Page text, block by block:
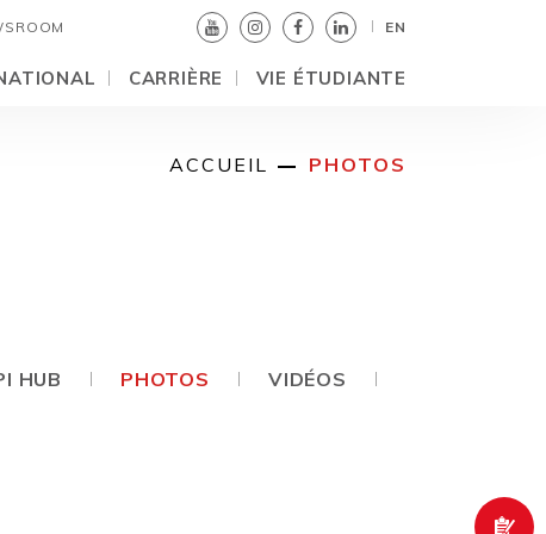
EN
CARRIÈRE VIE ÉTUDIANTE
ACCUEIL PHOTOS
HUB PHOTOS VIDÉOS